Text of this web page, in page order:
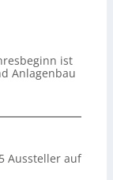
ist
Anlagenbau
Aussteller auf